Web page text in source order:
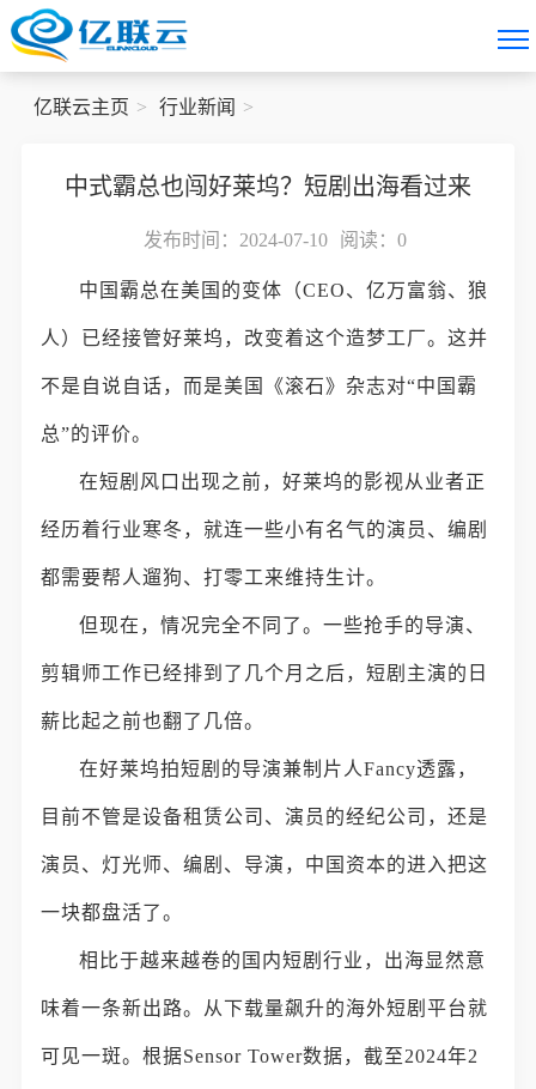
亿联云主页 行业新闻
中式霸总也闯好莱坞？短剧出海看过来
发布时间：2024-07-10 阅读： 0
中国霸总在美国的变体（CEO、亿万富翁、狼
人）已经接管好莱坞，改变着这个造梦工厂。这并
不是自说自话，而是美国《滚石》杂志对“中国霸
总”的评价。
在短剧风口出现之前，好莱坞的影视从业者正
经历着行业寒冬，就连一些小有名气的演员、编剧
都需要帮人遛狗、打零工来维持生计。
但现在，情况完全不同了。一些抢手的导演、
剪辑师工作已经排到了几个月之后，短剧主演的日
薪比起之前也翻了几倍。
在好莱坞拍短剧的导演兼制片人Fancy透露，
目前不管是设备租赁公司、演员的经纪公司，还是
演员、灯光师、编剧、导演，中国资本的进入把这
一块都盘活了。
相比于越来越卷的国内短剧行业，出海显然意
味着一条新出路。从下载量飙升的海外短剧平台就
可见一斑。根据Sensor Tower数据，截至2024年2